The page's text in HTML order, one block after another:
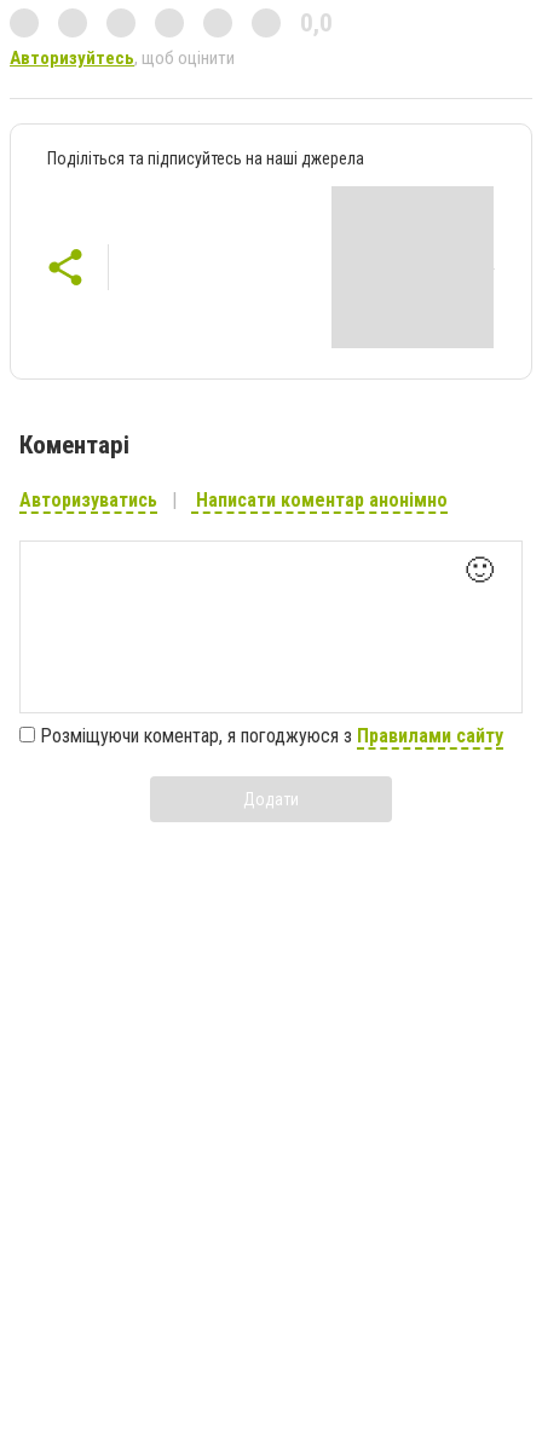
0,0
Авторизуйтесь, щоб оцінити
Поділіться та підписуйтесь на наші джерела
Коментарі
Авторизуватись Написати коментар анонімно
🙂
Розміщуючи коментар, я погоджуюся з Правилами сайту
Додати